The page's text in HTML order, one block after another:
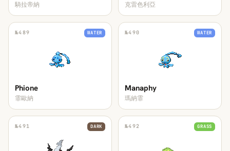
騎拉帝納 克雷色利亞
№489 WATER
Phione
霏歐納
№490 WATER
Manaphy
瑪納霏
№491 DARK №492 GRASS